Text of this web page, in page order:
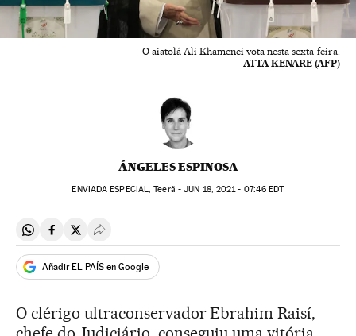
O aiatolá Ali Khamenei vota nesta sexta-feira.
ATTA KENARE (AFP)
ÁNGELES ESPINOSA
ENVIADA ESPECIAL, Teerã -JUN 18, 2021 - 07:46 EDT
Compartir en Whatsapp
Compartir en Facebook
Compartir en Twitter
Desplegar Redes Sociales
Añadir EL PAÍS en Google
O clérigo ultraconservador Ebrahim Raisí,